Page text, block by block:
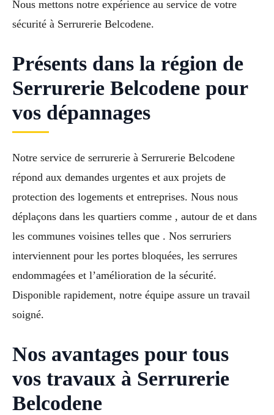
Nous mettons notre expérience au service de votre
sécurité à Serrurerie Belcodene.
Présents dans la région de
Serrurerie Belcodene pour
vos dépannages
Notre service de serrurerie à Serrurerie Belcodene
répond aux demandes urgentes et aux projets de
protection des logements et entreprises. Nous nous
déplaçons dans les quartiers comme , autour de et dans
les communes voisines telles que . Nos serruriers
interviennent pour les portes bloquées, les serrures
endommagées et l’amélioration de la sécurité.
Disponible rapidement, notre équipe assure un travail
soigné.
Nos avantages pour tous
vos travaux à Serrurerie
Belcodene